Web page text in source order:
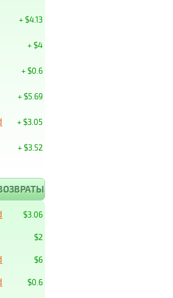
+ $4.13
+ $4
+ $0.6
+ $5.69
+ $3.05
+ $3.52
$3.06
$2
$6
$0.6